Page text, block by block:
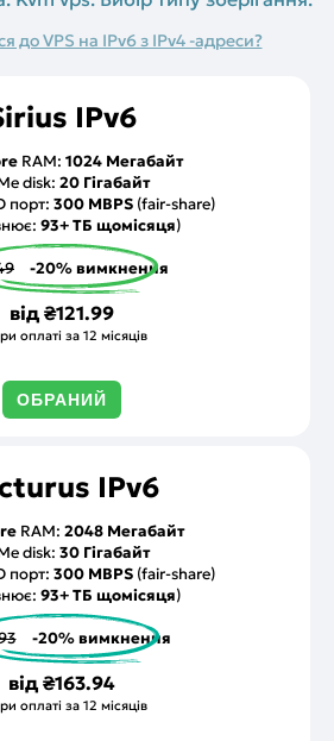
до VPS на IPv6 з IPv4 -адреси?
IPv6
RAM: 1024 Мегабайт
disk: 20 Гігабайт
порт: 300 MBPS(fair-share)
93+ ТБ щомісяця)
-20% вимкнення
від ₴121.99
оплаті за 12 місяців
ОБРАНИЙ
IPv6
RAM: 2048 Мегабайт
disk: 30 Гігабайт
порт: 300 MBPS(fair-share)
93+ ТБ щомісяця)
-20% вимкнення
від ₴163.94
оплаті за 12 місяців